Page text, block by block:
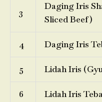
3
Daging Iris
Sliced Beef)
4 Daging Iris
5 Lidah Iris
6 Lidah Iris